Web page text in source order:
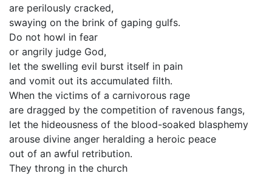
are perilously cracked,
swaying on the brink of gaping gulfs.
Do not howl in fear
or angrily judge God,
let the swelling evil burst itself in pain
and vomit out its accumulated filth.
When the victims of a carnivorous rage
are dragged by the competition of ravenous fangs,
let the hideousness of the blood-soaked blasphemy
arouse divine anger heralding a heroic peace
out of an awful retribution.
They throng in the church